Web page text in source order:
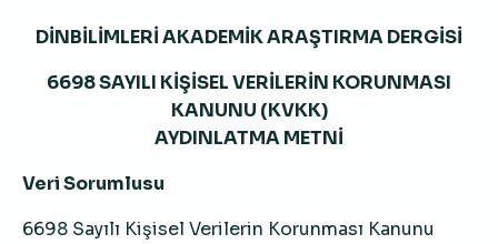
DİNBİLİMLERİ AKADEMİK ARAŞTIRMA DERGİSİ
6698 SAYILI KİŞİSEL VERİLERİN KORUNMASI
KANUNU (KVKK)
AYDINLATMA METNİ
Veri Sorumlusu
6698 Sayılı Kişisel Verilerin Korunması Kanunu